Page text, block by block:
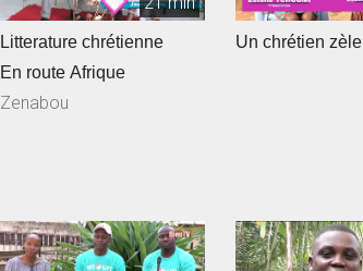
Litterature chrétienne
En route Afrique
Zenabou
Un chrétien zèle